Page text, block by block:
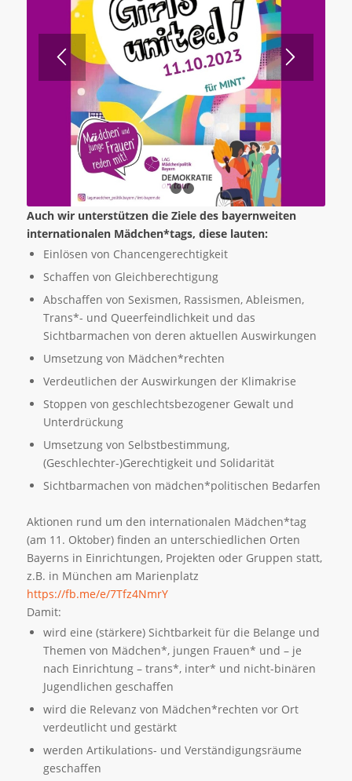
1 2 3
Auch wir unterstützen die Ziele des bayernweiten
internationalen Mädchen*tags, diese lauten:
Einlösen von Chancengerechtigkeit
Schaffen von Gleichberechtigung
Abschaffen von Sexismen, Rassismen, Ableismen,
Trans*- und Queerfeindlichkeit und das
Sichtbarmachen von deren aktuellen Auswirkungen
Umsetzung von Mädchen*rechten
Verdeutlichen der Auswirkungen der Klimakrise
Stoppen von geschlechtsbezogener Gewalt und
Unterdrückung
Umsetzung von Selbstbestimmung,
(Geschlechter-)Gerechtigkeit und Solidarität
Sichtbarmachen von mädchen*politischen Bedarfen
Aktionen rund um den internationalen Mädchen*tag
(am 11. Oktober) finden an unterschiedlichen Orten
Bayerns in Einrichtungen, Projekten oder Gruppen statt,
z.B. in München am Marienplatz
https://fb.me/e/7Tfz4NmrY
Damit:
wird eine (stärkere) Sichtbarkeit für die Belange und
Themen von Mädchen*, jungen Frauen* und – je
nach Einrichtung – trans*, inter* und nicht-binären
Jugendlichen geschaffen
wird die Relevanz von Mädchen*rechten vor Ort
verdeutlicht und gestärkt
werden Artikulations- und Verständigungsräume
geschaffen